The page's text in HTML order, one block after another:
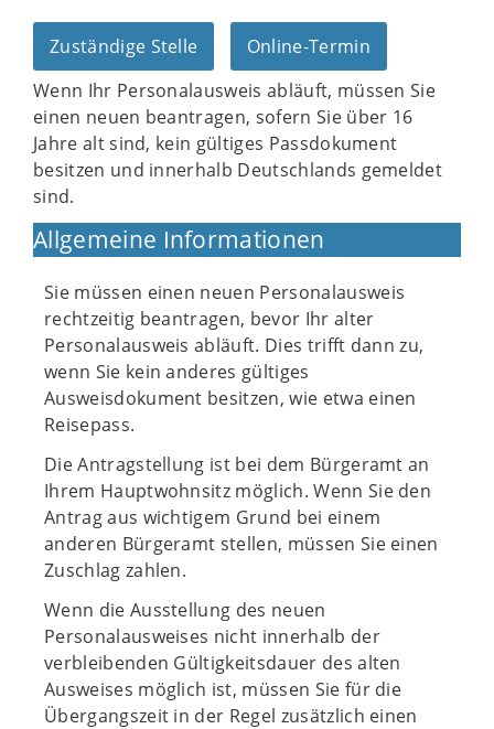
Zuständige Stelle
Online-Termin
Wenn Ihr Personalausweis abläuft, müssen Sie
einen neuen beantragen, sofern Sie über 16
Jahre alt sind, kein gültiges Passdokument
besitzen und innerhalb Deutschlands gemeldet
sind.
Allgemeine Informationen
Sie müssen einen neuen Personalausweis
rechtzeitig beantragen, bevor Ihr alter
Personalausweis abläuft. Dies trifft dann zu,
wenn Sie kein anderes gültiges
Ausweisdokument besitzen, wie etwa einen
Reisepass.
Die Antragstellung ist bei dem Bürgeramt an
Ihrem Hauptwohnsitz möglich. Wenn Sie den
Antrag aus wichtigem Grund bei einem
anderen Bürgeramt stellen, müssen Sie einen
Zuschlag zahlen.
Wenn die Ausstellung des neuen
Personalausweises nicht innerhalb der
verbleibenden Gültigkeitsdauer des alten
Ausweises möglich ist, müssen Sie für die
Übergangszeit in der Regel zusätzlich einen